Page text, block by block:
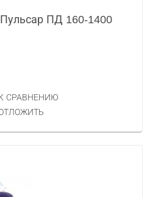
ПД 160-1400
СРАВНЕНИЮ